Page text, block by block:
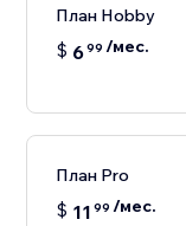
План Hobby
$ 699 /мес.
План Pro
$ 11 99 /мес.